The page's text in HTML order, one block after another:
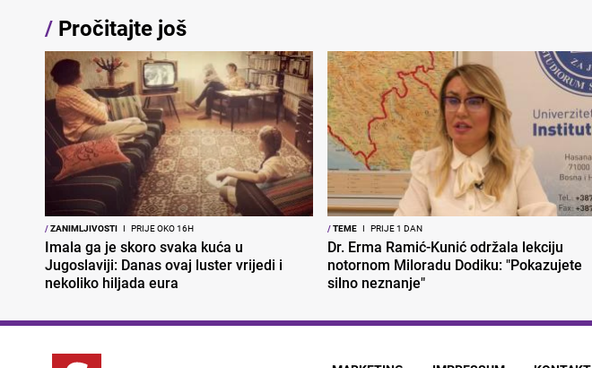
/ Pročitajte još
/ZANIMLJIVOSTI I PRIJE OKO 16H
Imala ga je skoro svaka kuća u
Jugoslaviji: Danas ovaj luster vrijedi i
nekoliko hiljada eura
/TEME I PRIJE 1 DAN
Dr. Erma Ramić-Kunić održala lekciju
notornom Miloradu Dodiku: "Pokazujete
silno neznanje"